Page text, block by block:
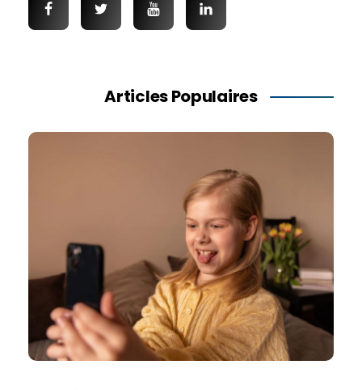
Articles Populaires